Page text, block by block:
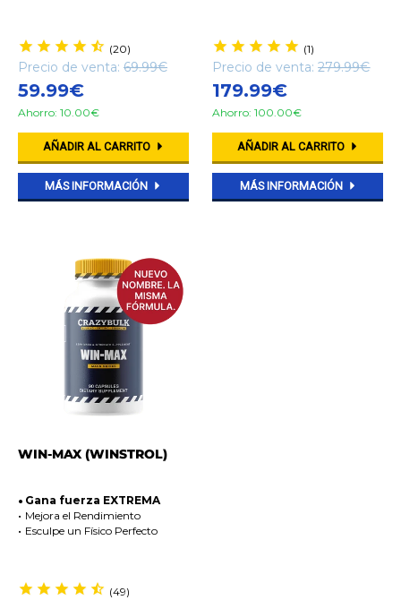
(20)
Precio de venta: 69.99€
59.99€
Ahorro: 10.00€
AÑADIR AL CARRITO
MÁS INFORMACIÓN
(1)
Precio de venta:279.99€
179.99€
Ahorro: 100.00€
AÑADIR AL CARRITO
MÁS INFORMACIÓN
WIN-MAX (WINSTROL)
Gana fuerza EXTREMA
Mejora el Rendimiento
Esculpe un Físico Perfecto
(49)